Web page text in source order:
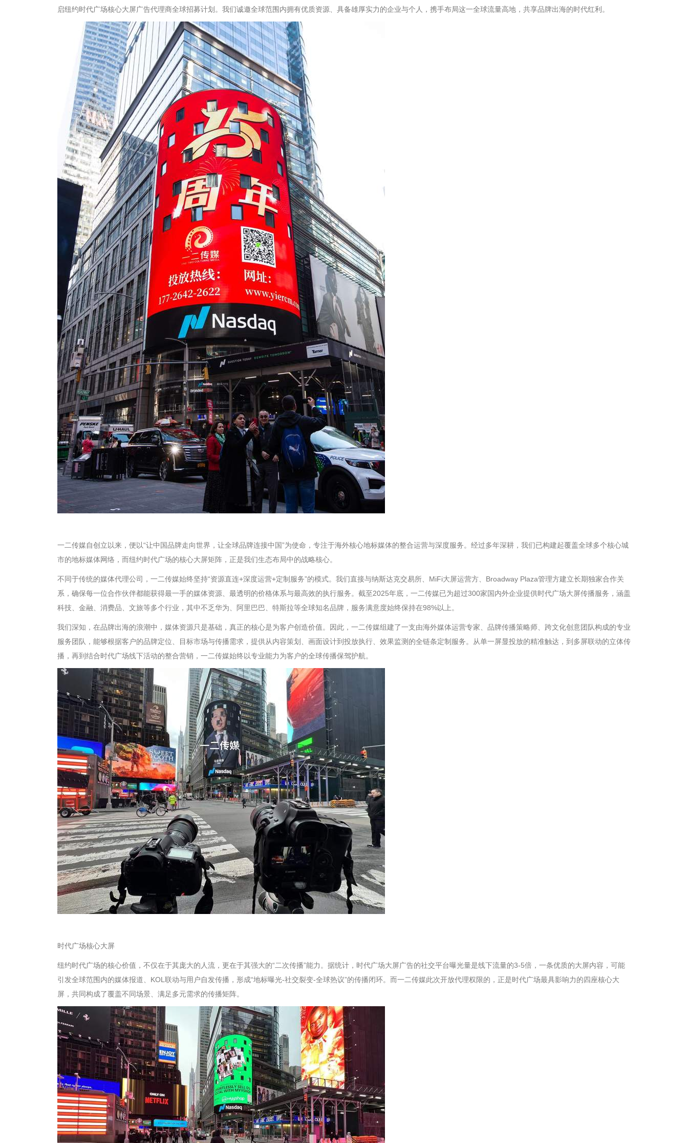
启纽约时代广场核心大屏广告代理商全球招募计划。我们诚邀全球范围内拥有优质资源、具备雄厚实力的企业与个人，携手布局这一全球流量高地，共享品牌出海的时代红利。
一二传媒自创立以来，便以“让中国品牌走向世界，让全球品牌连接中国”为使命，专注于海外核心地标媒体的整合运营与深度服务。经过多年深耕，我们已构建起覆盖全球多个核心城
市的地标媒体网络，而纽约时代广场的核心大屏矩阵，正是我们生态布局中的战略核心。
不同于传统的媒体代理公司，一二传媒始终坚持“资源直连+深度运营+定制服务”的模式。我们直接与纳斯达克交易所、MiFi大屏运营方、Broadway Plaza管理方建立长期独家合作关
系，确保每一位合作伙伴都能获得最一手的媒体资源、最透明的价格体系与最高效的执行服务。截至2025年底，一二传媒已为超过300家国内外企业提供时代广场大屏传播服务，涵盖
科技、金融、消费品、文旅等多个行业，其中不乏华为、阿里巴巴、特斯拉等全球知名品牌，服务满意度始终保持在98%以上。
我们深知，在品牌出海的浪潮中，媒体资源只是基础，真正的核心是为客户创造价值。因此，一二传媒组建了一支由海外媒体运营专家、品牌传播策略师、跨文化创意团队构成的专业
服务团队，能够根据客户的品牌定位、目标市场与传播需求，提供从内容策划、画面设计到投放执行、效果监测的全链条定制服务。从单一屏显投放的精准触达，到多屏联动的立体传
播，再到结合时代广场线下活动的整合营销，一二传媒始终以专业能力为客户的全球传播保驾护航。
时代广场核心大屏
纽约时代广场的核心价值，不仅在于其庞大的人流，更在于其强大的“二次传播”能力。据统计，时代广场大屏广告的社交平台曝光量是线下流量的3-5倍，一条优质的大屏内容，可能
引发全球范围内的媒体报道、KOL联动与用户自发传播，形成“地标曝光-社交裂变-全球热议”的传播闭环。而一二传媒此次开放代理权限的，正是时代广场最具影响力的四座核心大
屏，共同构成了覆盖不同场景、满足多元需求的传播矩阵。